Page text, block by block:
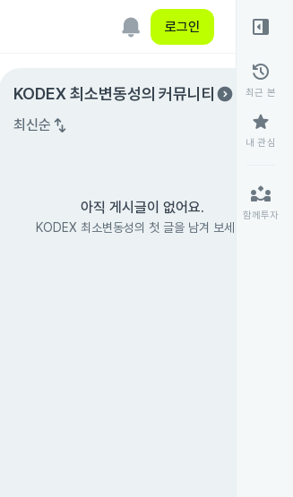
로그인
KODEX 최소변동성의 커뮤니티 expand_circle_right
최신순 swap_vert
아직 게시글이 없어요.
KODEX 최소변동성의 첫 글을 남겨 보세요.
right_panel_open
history
최근 본
star
내 관심
partner_exchange
함께투자